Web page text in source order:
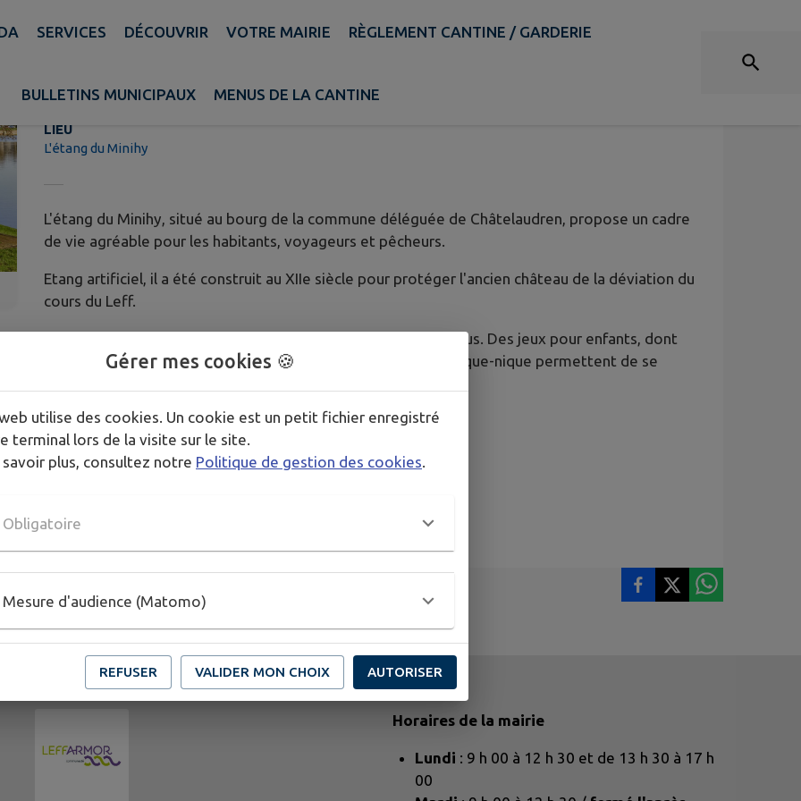
SERVICES DÉCOUVRIR VOTRE MAIRIE RÈGLEMENT CANTINE / GARDERIE
BULLETINS MUNICIPAUX MENUS DE LA CANTINE
LIEU
L'étang du Minihy
L'étang du Minihy, situé au bourg de la commune déléguée de Châtelaudren, propose un cadre
de vie agréable pour les habitants, voyageurs et pêcheurs.
Etang artificiel, il a été construit au XIIe siècle pour protéger l'ancien château de la déviation du
cours du Leff.
La promenade autour de l'étang est accessible à toutes et tous. Des jeux pour enfants, dont
une tyrolienne, sont installés sur le parcours. Des tables de pique-nique permettent de se
Horaires de la mairie
Lundi : 9 h 00 à 12 h 30 et de 13 h 30 à 17 h
00
Gérer mes cookies 🍪
utilise des cookies. Un cookie est un petit fichier enregistré
terminal lors de la visite sur le site.
savoir plus, consultez notre Politique de gestion des cookies.
Obligatoire
Mesure d'audience (Matomo)
REFUSER VALIDER MON CHOIX AUTORISER